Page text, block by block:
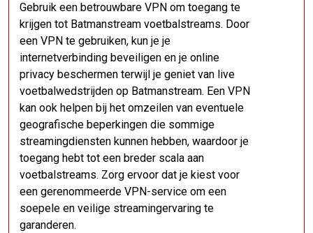
Gebruik een betrouwbare VPN om toegang te
krijgen tot Batmanstream voetbalstreams. Door
een VPN te gebruiken, kun je je
internetverbinding beveiligen en je online
privacy beschermen terwijl je geniet van live
voetbalwedstrijden op Batmanstream. Een VPN
kan ook helpen bij het omzeilen van eventuele
geografische beperkingen die sommige
streamingdiensten kunnen hebben, waardoor je
toegang hebt tot een breder scala aan
voetbalstreams. Zorg ervoor dat je kiest voor
een gerenommeerde VPN-service om een
soepele en veilige streamingervaring te
garanderen.